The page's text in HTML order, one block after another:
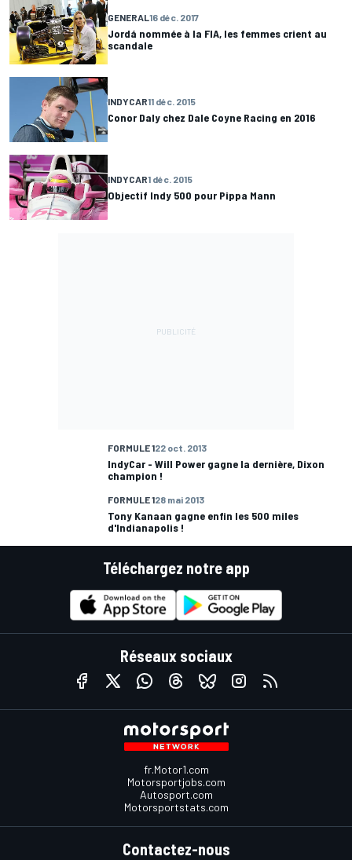
GENERAL16 déc. 2017
Jordá nommée à la FIA, les femmes crient au
scandale
INDYCAR11 déc. 2015
Conor Daly chez Dale Coyne Racing en 2016
INDYCAR1 déc. 2015
Objectif Indy 500 pour Pippa Mann
FORMULE 122 oct. 2013
IndyCar - Will Power gagne la dernière, Dixon
champion !
FORMULE 128 mai 2013
Tony Kanaan gagne enfin les 500 miles
d'Indianapolis !
Téléchargez notre app
Réseaux sociaux
fr.Motor1.com
Motorsportjobs.com
Autosport.com
Motorsportstats.com
Contactez-nous